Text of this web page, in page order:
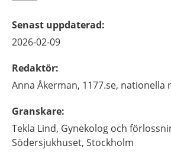
Senast uppdaterad:
2026-02-09
Redaktör:
Anna Åkerman, 1177.se, nationella
Granskare:
Tekla Lind, Gynekolog och
Södersjukhuset, Stockholm